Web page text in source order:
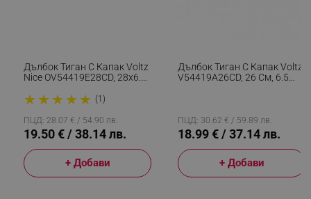
Дълбок Тиган С Капак Voltz
Nice OV54419E28CD, 28x6.8
Индукция, Кремав Меланж
★ ★ ★ ★ ★ (1)
ПЦД: 28.07 € / 54.90 лв.
19.50 € / 38.14 лв.
+ Добави
Дълбок Тиган С Капак Voltz
V54419A26CD, 26 См, 6.5
ПЦД: 30.62 € / 59.89 лв.
18.99 € / 37.14 лв.
+ Добави